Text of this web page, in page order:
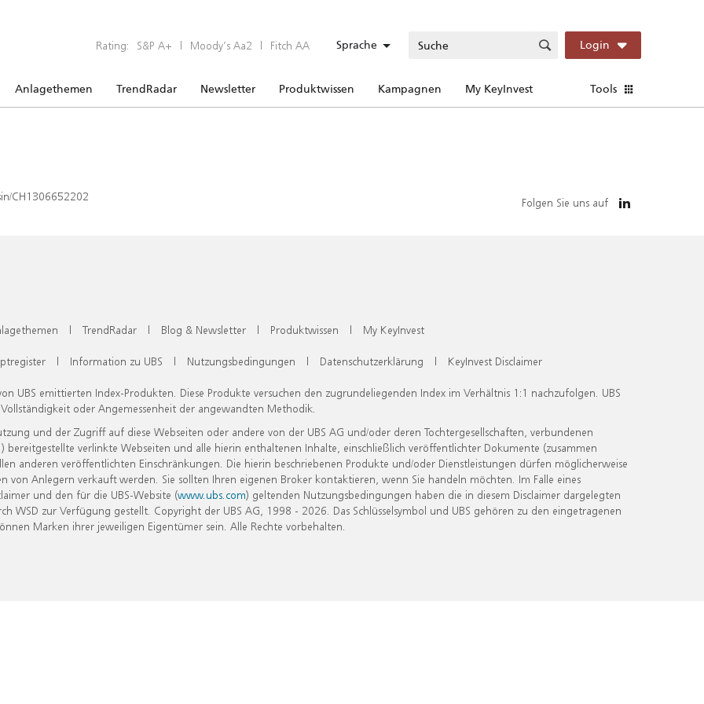
Rating: S&P A+ | Moody’s Aa2 | Fitch AA Sprache Login
Anlagethemen TrendRadar Newsletter Produktwissen Kampagnen My KeyInvest Tools
CH1306652202 Folgen Sie uns auf
| TrendRadar | Blog & Newsletter | Produktwissen | My KeyInvest
| Information zu UBS | Nutzungsbedingungen | Datenschutzerklärung | KeyInvest Disclaimer
UBS emittierten Index-Produkten. Diese Produkte versuchen den zugrundeliegenden Index im Verhältnis 1:1 nachzufolgen. UBS
oder Angemessenheit der angewandten Methodik.
und der Zugriff auf diese Webseiten oder andere von der UBS AG und/oder deren Tochtergesellschaften, verbundenen
verlinkte Webseiten und alle hierin enthaltenen Inhalte, einschließlich veröffentlichter Dokumente (zusammen
anderen veröffentlichten Einschränkungen. Die hierin beschriebenen Produkte und/oder Dienstleistungen dürfen möglicherweise
Anlegern verkauft werden. Sie sollten Ihren eigenen Broker kontaktieren, wenn Sie handeln möchten. Im Falle eines
und den für die UBS-Website (www.ubs.com) geltenden Nutzungsbedingungen haben die in diesem Disclaimer dargelegten
zur Verfügung gestellt. Copyright der UBS AG, 1998 - 2026. Das Schlüsselsymbol und UBS gehören zu den eingetragenen
Marken ihrer jeweiligen Eigentümer sein. Alle Rechte vorbehalten.